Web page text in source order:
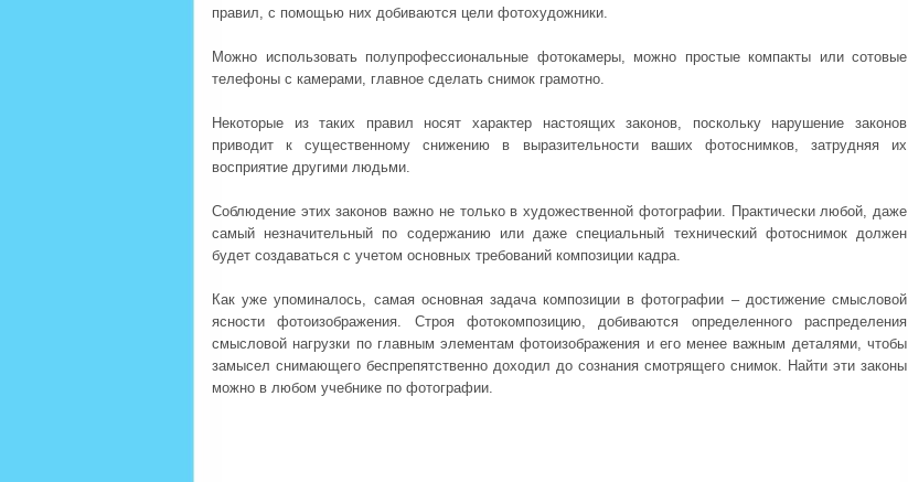
правил, с помощью них добиваются цели фотохудожники.
Можно использовать полупрофессиональные фотокамеры, можно простые компакты или сотовые
телефоны с камерами, главное сделать снимок грамотно.
Некоторые из таких правил носят характер настоящих законов, поскольку нарушение законов
приводит к существенному снижению в выразительности ваших фотоснимков, затрудняя их
восприятие другими людьми.
Соблюдение этих законов важно не только в художественной фотографии. Практически любой, даже
самый незначительный по содержанию или даже специальный технический фотоснимок должен
будет создаваться с учетом основных требований композиции кадра.
Как уже упоминалось, самая основная задача композиции в фотографии – достижение смысловой
ясности фотоизображения. Строя фотокомпозицию, добиваются определенного распределения
смысловой нагрузки по главным элементам фотоизображения и его менее важным деталями, чтобы
замысел снимающего беспрепятственно доходил до сознания смотрящего снимок. Найти эти законы
можно в любом учебнике по фотографии.